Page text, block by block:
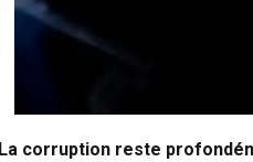
La corruption reste